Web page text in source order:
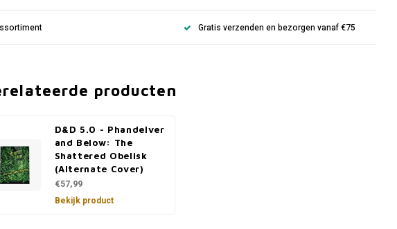
Gratis verzenden en bezorgen vanaf €75
producten
D&D 5.0 - Phandelver
and Below: The
Shattered Obelisk
(Alternate Cover)
€57,99
Bekijk product